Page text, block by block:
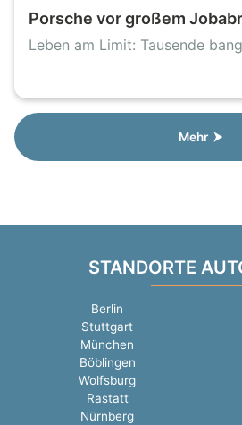
Porsche vor großem
Stellen stehen auf dem
Leben am Limit: Tausende
Mehr ⮞
STANDORTE
Berlin
Stuttgart
München
Böblingen
Wolfsburg
Rastatt
Nürnberg